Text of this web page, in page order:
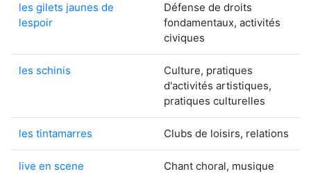
les gilets jaunes de
lespoir
Défense de droits
fondamentaux, activités
civiques
les schinis
Culture, pratiques
d'activités artistiques,
pratiques culturelles
les tintamarres Clubs de loisirs, relations
live en scene Chant choral, musique